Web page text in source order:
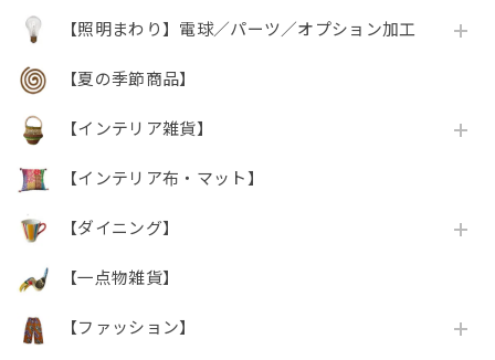
【照明まわり】電球／パーツ／オプション加工
【夏の季節商品】
【インテリア雑貨】
【インテリア布・マット】
【ダイニング】
【一点物雑貨】
【ファッション】